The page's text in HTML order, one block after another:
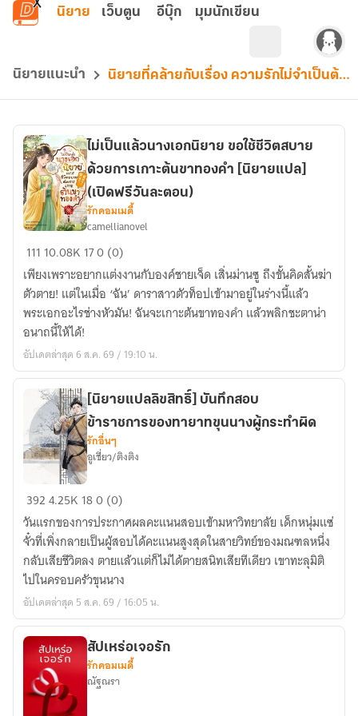
ข้ามไปยังเนื้อหาหลัก
นิยาย เว็บตูน อีบุ๊ก มุมนักเขียน
นิยายแนะนำ นิยายที่คล้ายกับเรื่อง ความรักไม่จำเป็นต้องมี 2 คน
เป็น
แล้ว
นางเอก
นิยาย
ขอ
ใช้
ชีวิต
สบาย
ด้วย
การ
เกาะ
ทองคำ
[นิยาย
แปล]
(เปิด
ฟรี
วัน
ละ
ตอน)
ไม่เป็นแล้วนางเอกนิยาย ขอใช้ชีวิตสบาย
ด้วยการเกาะต้นขาทองคำ [นิยายแปล]
(เปิดฟรีวันละตอน)
รักคอมเมดี้
camellianovel
111 10.08K 170 (0)
เพียงเพราะอยากแต่งงานกับองค์ชายเจ็ด เสิ่นม่านซู ถึงขั้นคิดสั้นฆ่า
ตัวตาย! แต่ในเมื่อ ‘ฉัน’ ดาราสาวตัวท็อปเข้ามาอยู่ในร่างนี้แล้ว
พระเอกอะไรช่างหัวมัน! ฉันจะเกาะต้นขาทองคำ แล้วพลิกชะตาน่า
อนาถนี้ให้ได้!
อัปเดตล่าสุด 6 ส.ค. 69 / 19:10 น.
[นิยาย
แปล
ลิขสิทธิ์]
บันทึก
สอบ
ข้าราชการ
ของ
ทายาท
ขุนนาง
กระทำ
[นิยายแปลลิขสิทธิ์] บันทึกสอบ
ข้าราชการของทายาทขุนนางผู้กระทำผิด
รักอื่นๆ
อูเชี่ยว/ติงติง
3924.25K 180 (0)
วันแรกของการประกาศผลคะแนนสอบเข้ามหาวิทยาลัย เด็กหนุ่มแซ่
จั๋วที่เพิ่งกลายเป็นผู้สอบได้คะแนนสูงสุดในสายวิทย์ของมณฑลหนึ่ง
กลับเสียชีวิตลง ตายแล้วแต่ก็ไม่ได้ตายสนิทเสียทีเดียว เขาทะลุมิติ
ไปในครอบครัวขุนนาง
อัปเดตล่าสุด 5 ส.ค. 69 / 16:05 น.
สัปเหร่อเจอรัก
รักคอมเมดี้
ณัฐณรา